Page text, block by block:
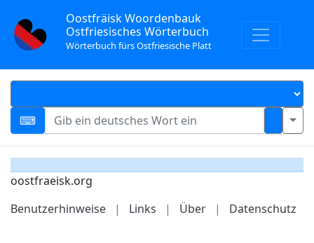
Oostfräisk Woordenbauk
Ostfriesisches Wörterbuch
Wörterbuch fürs Ostfriesische Platt
oostfraeisk.org
Benutzerhinweise
| Links | Über | Datenschutz